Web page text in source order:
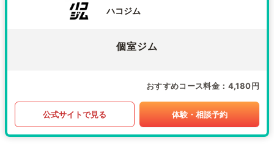
ハコジム
個室ジム
おすすめコース料金 4,180円
公式サイトで見る 体験・相談予約